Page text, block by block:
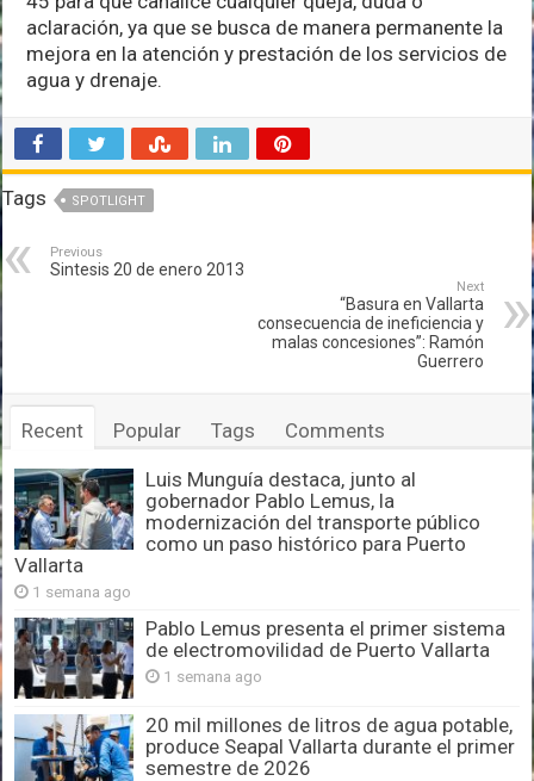
aclaración, ya que se busca de manera permanente la
mejora en la atención y prestación de los servicios de
agua y drenaje.
Tags SPOTLIGHT
Previous
Sintesis 20 de enero 2013
Next
“Basura en Vallarta
consecuencia de ineficiencia y
malas concesiones”: Ramón
Guerrero
Recent Popular Tags Comments
Luis Munguía destaca, junto al
gobernador Pablo Lemus, la
modernización del transporte público
como un paso histórico para Puerto
Vallarta
1 semana ago
Pablo Lemus presenta el primer sistema
de electromovilidad de Puerto Vallarta
1 semana ago
20 mil millones de litros de agua potable,
produce Seapal Vallarta durante el primer
semestre de 2026